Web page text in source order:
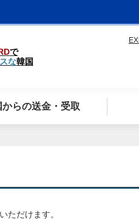
で
な韓国
からの送金・受取
ただけます。